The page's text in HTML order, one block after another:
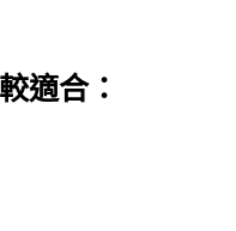
適合：